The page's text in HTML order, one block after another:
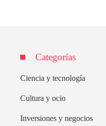
Categorías
Ciencia y tecnología
Cultura y ocio
Inversiones y negocios